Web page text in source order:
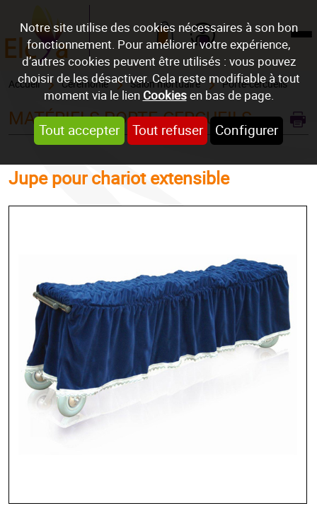
Notre site utilise des cookies nécessaires à son bon
fonctionnement. Pour améliorer votre expérience,
d’autres cookies peuvent être utilisés : vous pouvez
choisir de les désactiver. Cela reste modifiable à tout
moment via le lien Cookiesen bas de page.
Tout accepter Tout refuser Configurer
Mon compte
Accueil Cérémonie Salon mortuaire Porte-cercueils
MATÉRIELS PORTE-CERCUEILS
Jupe pour chariot extensible